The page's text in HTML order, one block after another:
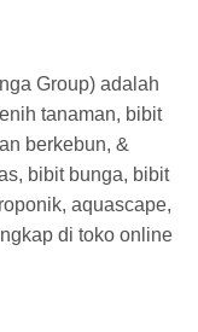
Group) adalah
tanaman, bibit
berkebun, &
bibit bunga, bibit
aquascape,
di toko online